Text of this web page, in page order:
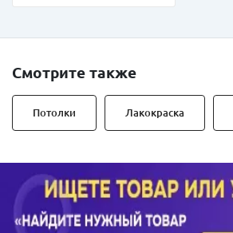
Смотрите также
Потолки Лакокраска